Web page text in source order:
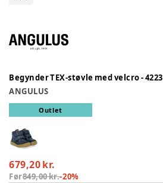
Begynder TEX-støvle med velcro - 4223
ANGULUS
Outlet
679,20 kr.
Før849,00 kr.-20%